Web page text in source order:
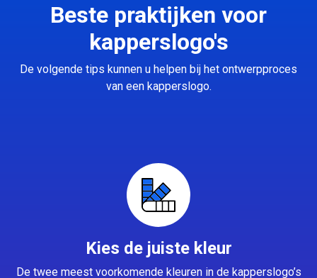
Beste praktijken voor
kapperslogo's
De volgende tips kunnen u helpen bij het ontwerpproces
van een kapperslogo.
Kies de juiste kleur
De twee meest voorkomende kleuren in de kapperslogo’s